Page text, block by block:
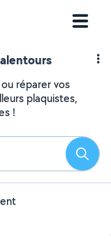
réparer vos
plaquistes,
!